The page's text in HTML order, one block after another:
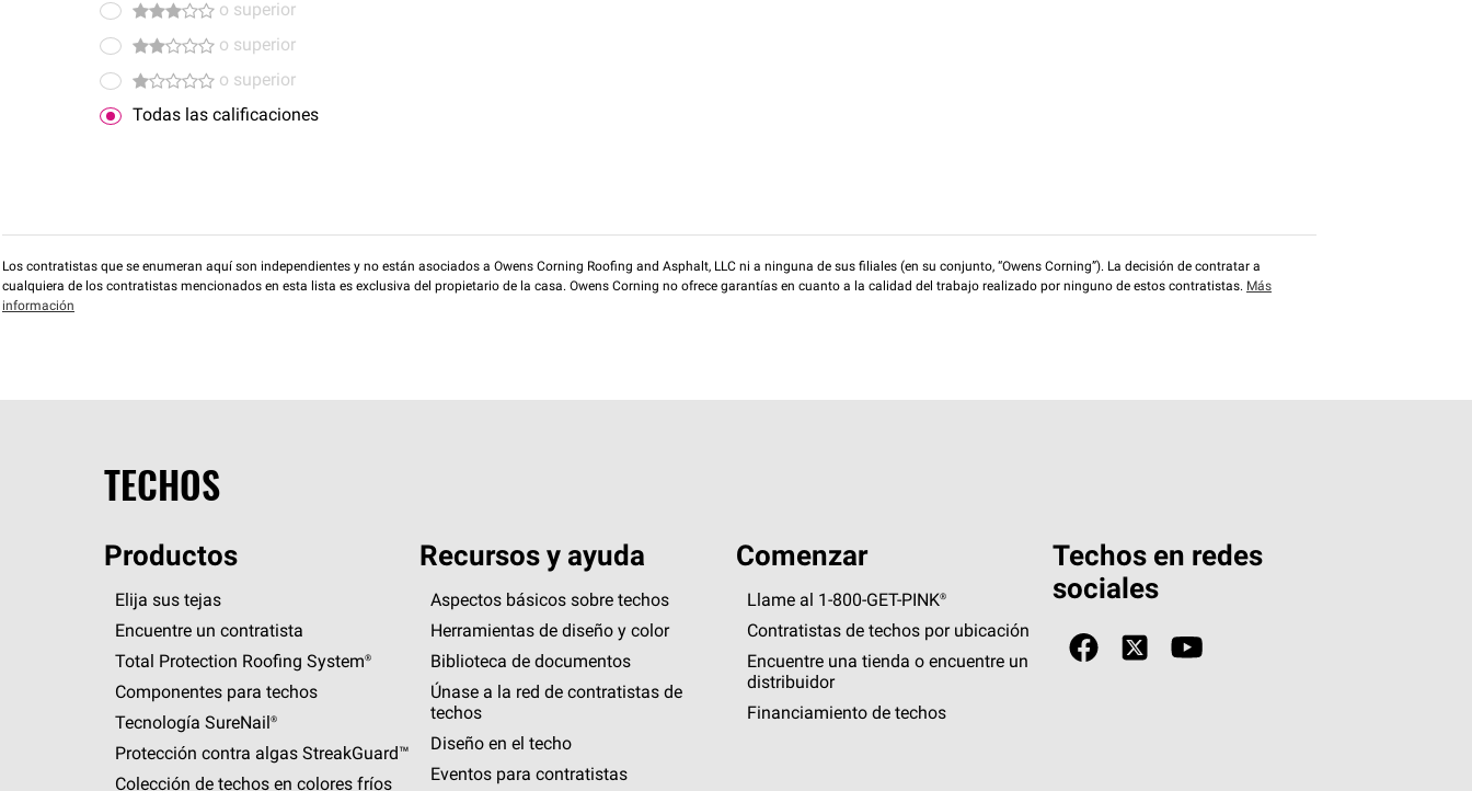
o superior
o superior
o superior
Todas las calificaciones
Los contratistas que se enumeran aquí son independientes y no están asociados a Owens Corning Roofing and Asphalt, LLC ni a ninguna de sus filiales (en su conjunto, “Owens Corning”). La decisión de contratar a
cualquiera de los contratistas mencionados en esta lista es exclusiva del propietario de la casa. Owens Corning no ofrece garantías en cuanto a la calidad del trabajo realizado por ninguno de estos contratistas. Más
información
TECHOS
Productos
Elija sus tejas
Encuentre un contratista
Total Protection Roofing System®
Componentes para techos
Tecnología SureNail®
Protección contra algas StreakGuard™
Colección de techos en colores fríos
Recursos y ayuda
Aspectos básicos sobre techos
Herramientas de diseño y color
Biblioteca de documentos
Únase a la red de contratistas de
techos
Diseño en el techo
Eventos para contratistas
Comenzar
Llame al 1-800-GET -PINK®
Contratistas de techos por ubicación
Encuentre una tienda o encuentre un
distribuidor
Financiamiento de techos
Techos en redes
sociales